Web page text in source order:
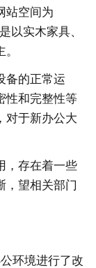
站空间为
以实木家具、
备的正常运
性和完整性等
对于新办公大
，存在着一些
，望相关部门
环境进行了改